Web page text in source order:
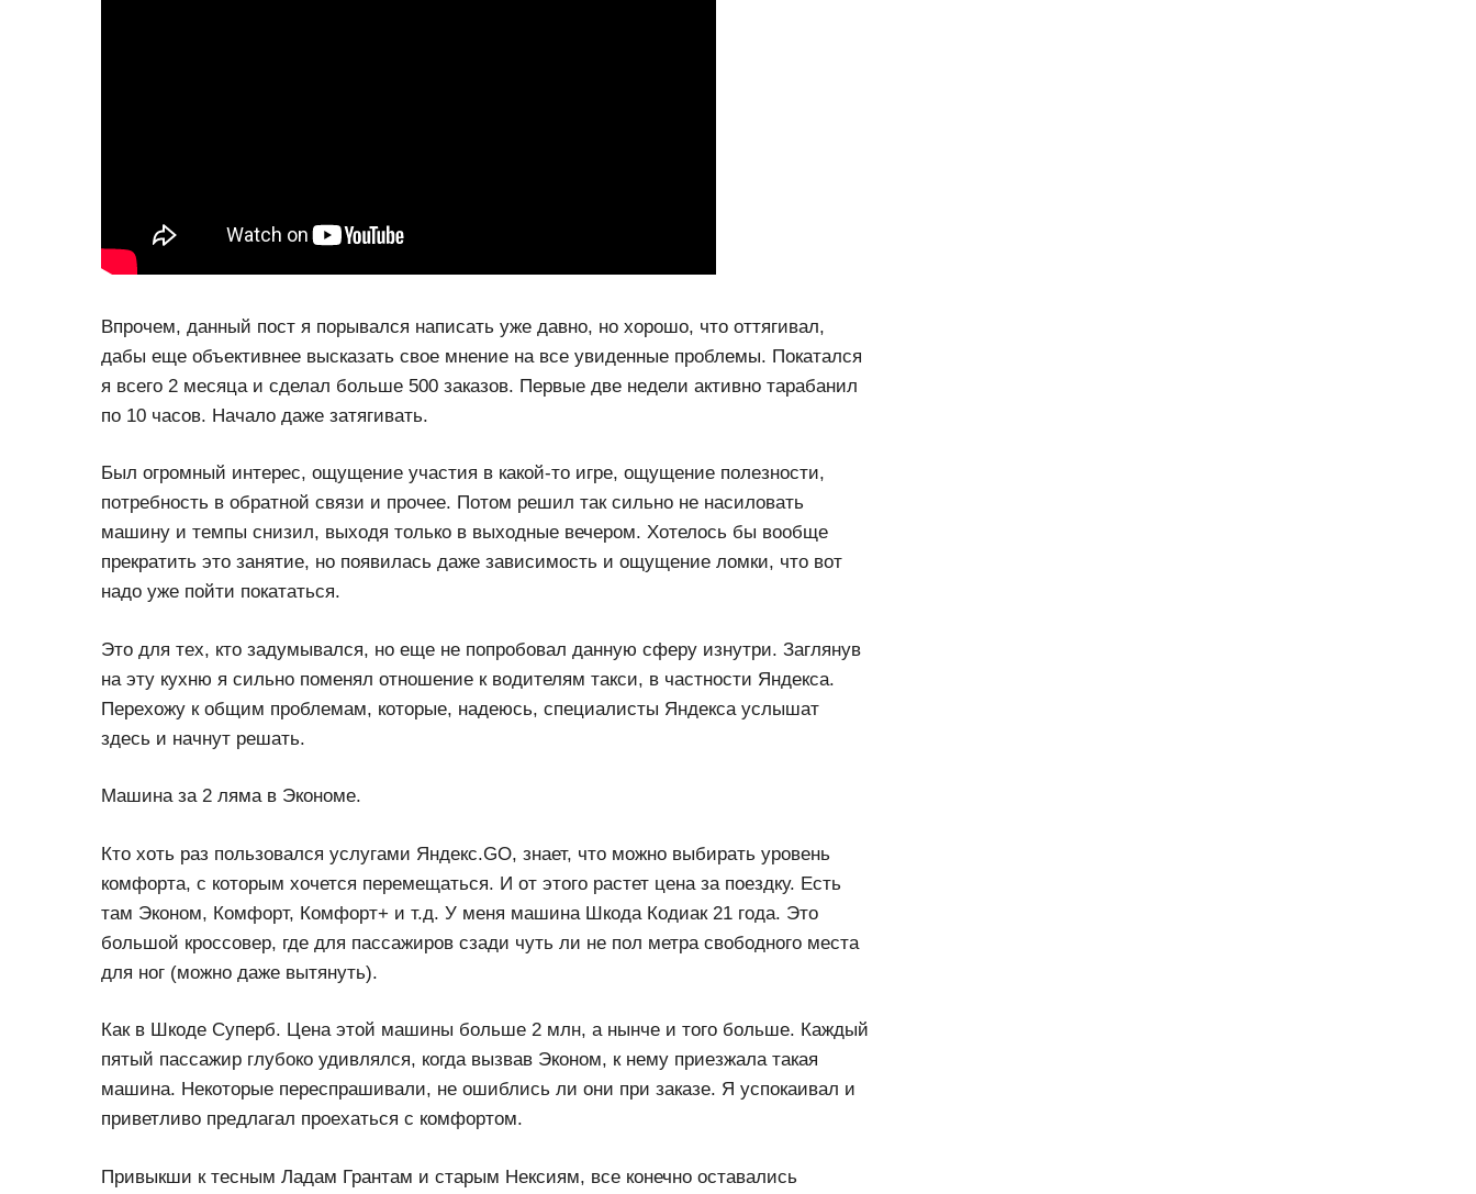
Впрочем, данный пост я порывался написать уже давно, но хорошо, что оттягивал,
дабы еще объективнее высказать свое мнение на все увиденные проблемы. Покатался
я всего 2 месяца и сделал больше 500 заказов. Первые две недели активно тарабанил
по 10 часов. Начало даже затягивать.
Был огромный интерес, ощущение участия в какой-то игре, ощущение полезности,
потребность в обратной связи и прочее. Потом решил так сильно не насиловать
машину и темпы снизил, выходя только в выходные вечером. Хотелось бы вообще
прекратить это занятие, но появилась даже зависимость и ощущение ломки, что вот
надо уже пойти покататься.
Это для тех, кто задумывался, но еще не попробовал данную сферу изнутри. Заглянув
на эту кухню я сильно поменял отношение к водителям такси, в частности Яндекса.
Перехожу к общим проблемам, которые, надеюсь, специалисты Яндекса услышат
здесь и начнут решать.
Машина за 2 ляма в Экономе.
Кто хоть раз пользовался услугами Яндекс.GO, знает, что можно выбирать уровень
комфорта, с которым хочется перемещаться. И от этого растет цена за поездку. Есть
там Эконом, Комфорт, Комфорт+ и т.д. У меня машина Шкода Кодиак 21 года. Это
большой кроссовер, где для пассажиров сзади чуть ли не пол метра свободного места
для ног (можно даже вытянуть).
Как в Шкоде Суперб. Цена этой машины больше 2 млн, а нынче и того больше. Каждый
пятый пассажир глубоко удивлялся, когда вызвав Эконом, к нему приезжала такая
машина. Некоторые переспрашивали, не ошиблись ли они при заказе. Я успокаивал и
приветливо предлагал проехаться с комфортом.
Привыкши к тесным Ладам Грантам и старым Нексиям, все конечно оставались